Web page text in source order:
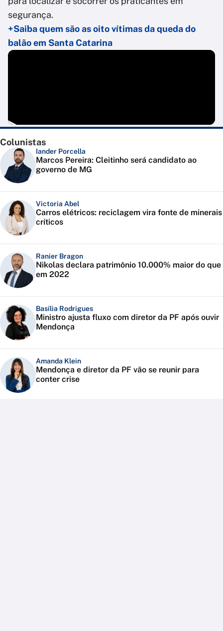
segurança.
+Saiba quem são as oito vítimas da queda do
balão em Santa Catarina
Colunistas
Iander Porcella
Marcos Pereira: Cleitinho será candidato ao
governo de MG
Victoria Abel
Carros elétricos: reciclagem vira fonte de minerais
críticos
Ranier Bragon
Nikolas declara patrimônio 10.000% maior do que
em 2022
Basília Rodrigues
Ministro ajusta fluxo com diretor da PF após ouvir
Mendonça
Amanda Klein
Mendonça e diretor da PF vão se reunir para
conter crise